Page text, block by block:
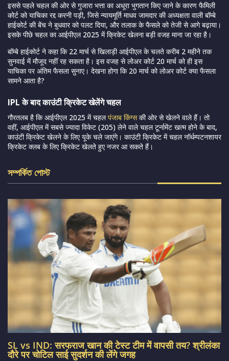
इससे पहले चहल की ओर से गुजारा भत्ता का अधूरा भुगतान किए जाने के कारण फैमिली
कोर्ट को याचिका रद्द करनी पड़ी, जिसे न्यायमूर्ति माधव जामदार की अध्यक्षता वाली बॉम्बे
हाईकोर्ट की बेंच ने बुधवार को पलट दिया, और तलाक के फैसले को तेजी से आगे बढ़ाया।
इसके पीछे चहल का आईपीएल 2025 में क्रिकेट खेलना बड़ी वजह माना जा रहा है।
बॉम्बे हाईकोर्ट ने कहा कि 22 मार्च से खिलाड़ी आईपीएल के चलते करीब 2 महीने तक
सुनवाई में मौजूद नहीं रह सकता है। इस वजह से लोअर कोर्ट 20 मार्च को ही इस
याचिका पर अंतिम फैसला सुनाए। देखना होगा कि 20 मार्च को लोअर कोर्ट क्या फैसला
सामने आता है?
IPL के बाद काउंटी क्रिकेट खेलेंगे चहल
गौरतलब है कि आईपीएल 2025 में चहलपंजाब किंग्सकी ओर से खेलने वाले हैं। तो
वहीं, आईपीएल में सबसे ज्यादा विकेट (205) लेने वाले चहल टूर्नामेंट खत्म होने के बाद,
काउंटी क्रिकेट खेलने के लिए यूके चले जाएंगे। काउंटी क्रिकेट में चहल नाॅर्थम्पटनशायर
क्रिकेट क्लब के लिए क्रिकेट खेलते हुए नजर आ सकते हैं।
সম্পর্কিত পোস্ট
SL vs IND: सरफराज खान की टेस्ट टीम में वापसी तय? श्रीलंका
दौरे पर चोटिल साई सुदर्शन की लेंगे जगह